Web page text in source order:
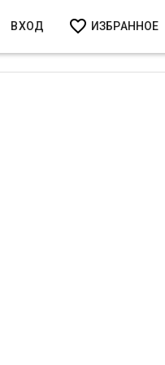
ВХОД ИЗБРАННОЕ